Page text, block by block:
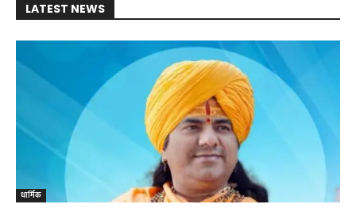
LATEST NEWS
धार्मिक